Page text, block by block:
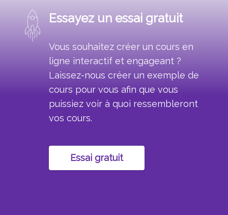
Essayez un essai gratuit
Vous souhaitez créer un cours en
ligne interactif et engageant ?
Laissez-nous créer un exemple de
cours pour vous afin que vous
puissiez voir à quoi ressembleront
vos cours.
Essai gratuit